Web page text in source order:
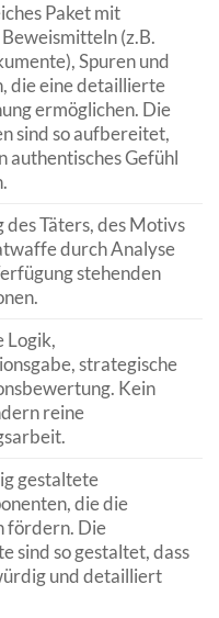
Paket mit
(z.B.
Spuren und
die eine detaillierte
ermöglichen. Die
sind so aufbereitet,
authentisches Gefühl
Täters, des Motivs
durch Analyse
stehenden
Logik,
strategische
Kein
reine
gestaltete
die die
fördern. Die
sind so gestaltet, dass
und detailliert